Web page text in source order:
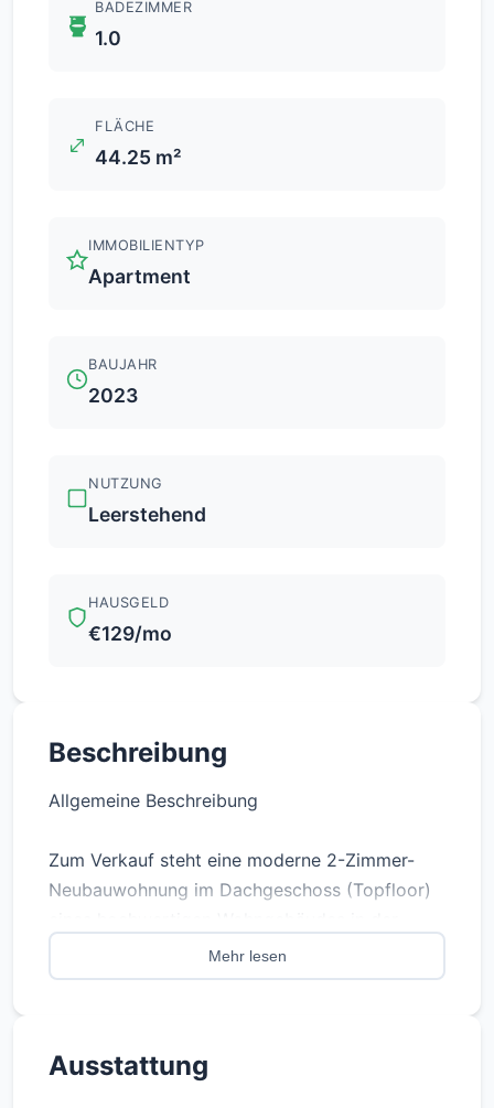
BADEZIMMER
1.0
FLÄCHE
44.25 m²
IMMOBILIENTYP
Apartment
BAUJAHR
2023
NUTZUNG
Leerstehend
HAUSGELD
€129/mo
Beschreibung
Allgemeine Beschreibung
Zum Verkauf steht eine moderne 2-Zimmer-
Neubauwohnung im Dachgeschoss (Topfloor)
Huttenstraße 71, 10553 Berlin-Moabit.
durchdachten Grundriss, helle Räume sowie
Mehr lesen
Ausstattung